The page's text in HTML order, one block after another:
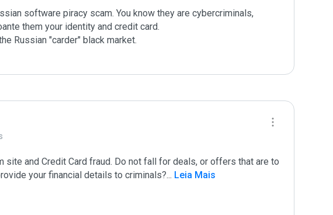
software piracy scam. You know they are cybercriminals,
them your identity and credit card.
Russian "carder" black market.
site and Credit Card fraud. Do not fall for deals, or offers that are to
your financial details to criminals?... Leia Mais